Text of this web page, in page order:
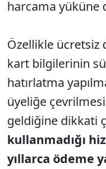
harcama yüküne
Özellikle ücretsiz
kart bilgilerinin
hatırlatma
üyeliğe
geldiğine dikkati
kullanmadığı
yıllarca ödeme